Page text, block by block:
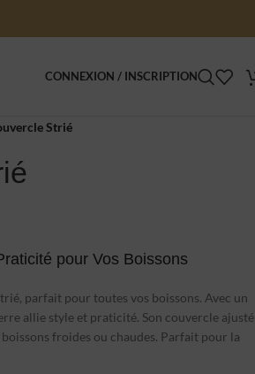
CONNEXION / INSCRIPTION
Strié
pour Vos Boissons
parfait pour toutes vos boissons. Avec un
allie style et praticité. Son couvercle ajusté
froides ou chaudes. Parfait pour la